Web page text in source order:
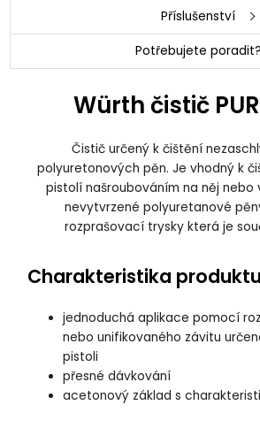
Příslušenství
Potřebujete poradit?
Würth čistič
Čistič určený k čištění
polyuretonových pěn. Je vhodný k
pistolí našroubováním na něj nebo
nevytvrzené polyuretanové
rozprašovací trysky která je
Charakteristika produktu
jednoduchá aplikace pomocí
nebo unifikovaného závitu
pistoli
přesné dávkování
acetonový základ s